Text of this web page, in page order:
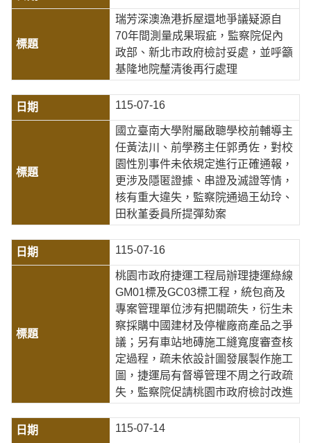
瑞芳深澳漁港拆屋還地爭議疑源自
70年間測量成果瑕疵，監察院促內
政部、新北市政府檢討妥處，並呼籲
基隆地院釐清後再行處理
115-07-16
國立臺南大學附屬啟聰學校前輔導主
任黃法川、前學務主任郭勇佐，對校
園性別事件未依規定進行正確通報，
更涉及隱匿證據、串證及滅證等情，
核有重大違失，監察院通過王幼玲、
田秋堇委員所提彈劾案
115-07-16
桃園市政府捷運工程局辦理捷運綠線
GM01標及GC03標工程，統包商及
專案管理單位涉有把關疏失，衍生未
察採購中國建材及停權廠商產品之爭
議；另有車站地磚施工縫寬度審查核
定過程，疏未依設計圖發展製作施工
圖，捷運局有督導管理不周之行政疏
失，監察院促請桃園市政府檢討改進
115-07-14